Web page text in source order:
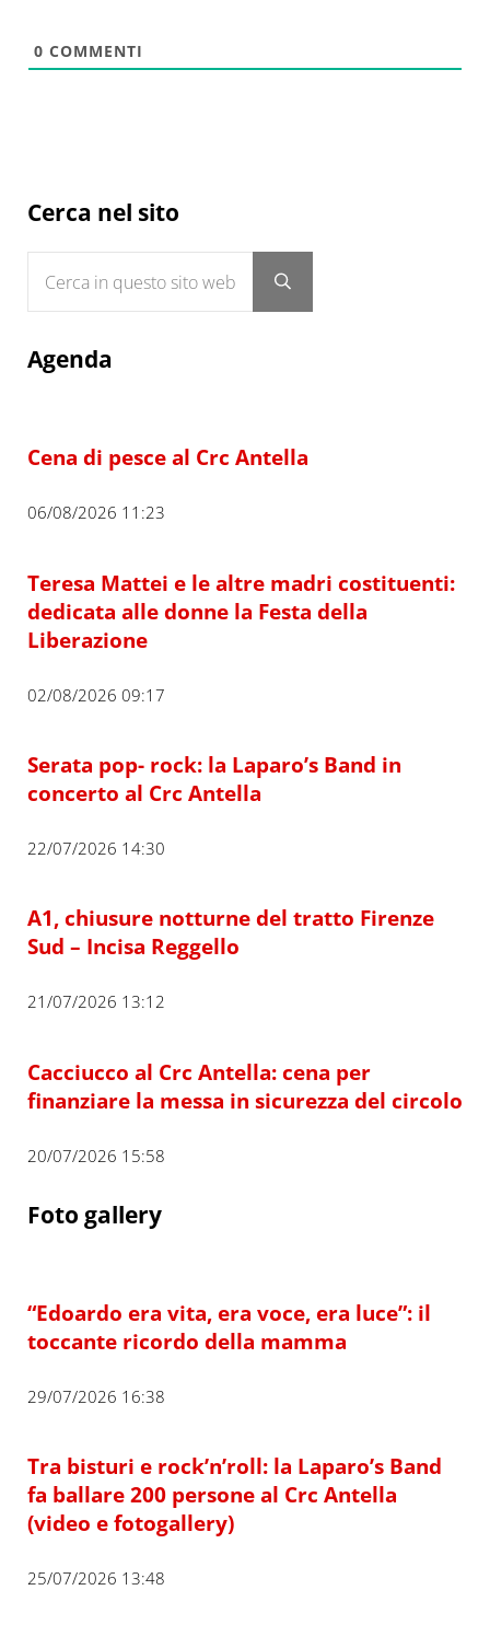
0 COMMENTI
Sidebar
Cerca nel sito
Submit search
Agenda
Cena di pesce al Crc Antella
06/08/2026 11:23
Teresa Mattei e le altre madri costituenti:
dedicata alle donne la Festa della
Liberazione
02/08/2026 09:17
Serata pop- rock: la Laparo’s Band in
concerto al Crc Antella
22/07/2026 14:30
A1, chiusure notturne del tratto Firenze
Sud – Incisa Reggello
21/07/2026 13:12
Cacciucco al Crc Antella: cena per
finanziare la messa in sicurezza del circolo
20/07/2026 15:58
Foto gallery
“Edoardo era vita, era voce, era luce”: il
toccante ricordo della mamma
29/07/2026 16:38
Tra bisturi e rock’n’roll: la Laparo’s Band
fa ballare 200 persone al Crc Antella
(video e fotogallery)
25/07/2026 13:48